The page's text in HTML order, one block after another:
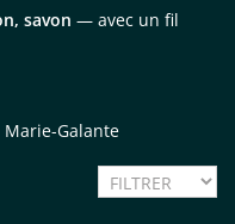
savon — avec un fil
Marie-Galante